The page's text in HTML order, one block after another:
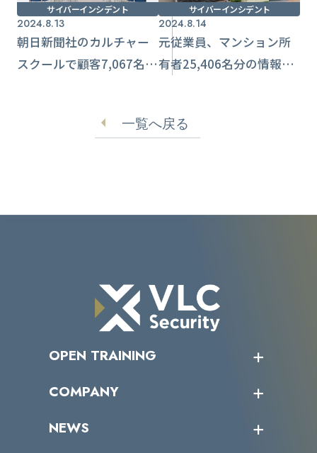
サイバーインシデント
2024.8.13
朝日新聞社のカルチャー
スクールで顧客7,067名分
サイバーインシデント
2024.8.14
元従業員、マンション所
有者25,406名分の情報持
一覧へ戻る
OPEN TRAINING
受講者の声
COMPANY
トップメッセージ
NEWS